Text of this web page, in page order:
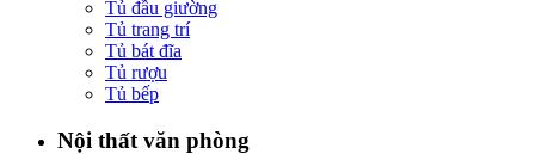
Tủ đầu giường
Tủ trang trí
Tủ bát đĩa
Tủ rượu
Tủ bếp
Nội thất văn phòng